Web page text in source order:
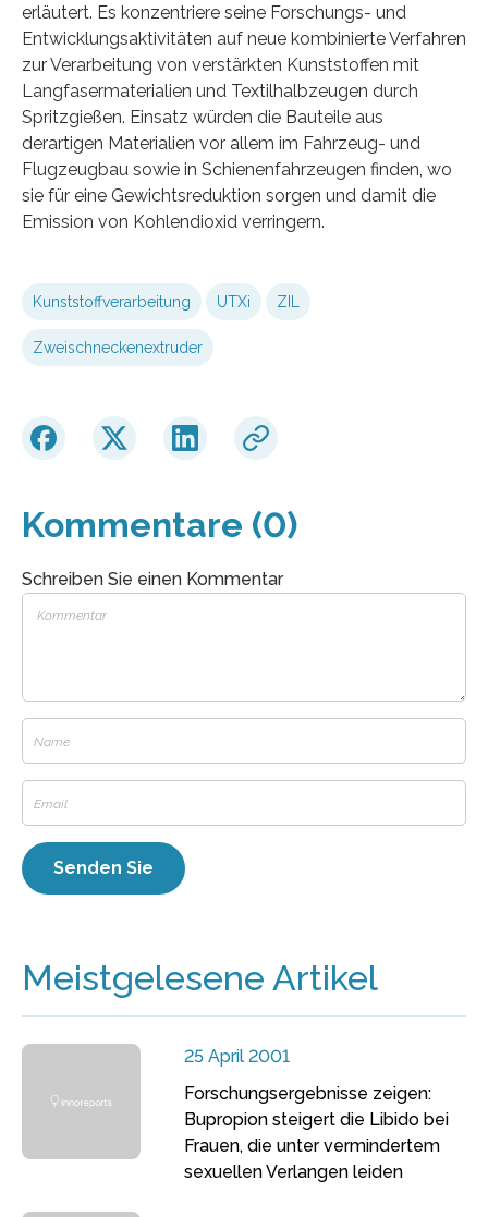
erläutert. Es konzentriere seine Forschungs- und
Entwicklungsaktivitäten auf neue kombinierte Verfahren
zur Verarbeitung von verstärkten Kunststoffen mit
Langfasermaterialien und Textilhalbzeugen durch
Spritzgießen. Einsatz würden die Bauteile aus
derartigen Materialien vor allem im Fahrzeug- und
Flugzeugbau sowie in Schienenfahrzeugen finden, wo
sie für eine Gewichtsreduktion sorgen und damit die
Emission von Kohlendioxid verringern.
Kunststoffverarbeitung UTXi ZIL
Zweischneckenextruder
Kommentare (0)
Schreiben Sie einen Kommentar
Meistgelesene Artikel
25 April 2001
Forschungsergebnisse zeigen:
Bupropion steigert die Libido bei
Frauen, die unter vermindertem
sexuellen Verlangen leiden